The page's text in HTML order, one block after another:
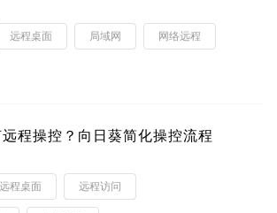
远程桌面 局域网 网络远程
程操控？向日葵简化操控流程
远程桌面 远程访问